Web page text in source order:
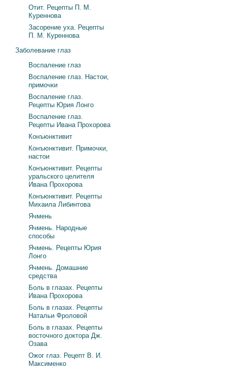
Отит. Рецепты П. М.
Куреннова
Засорение уха. Рецепты
П. М. Куреннова
Заболевание глаз
Воспаление глаз
Воспаление глаз. Настои,
примочки
Воспаление глаз.
Рецепты Юрия Лонго
Воспаление глаз.
Рецепты Ивана Прохорова
Конъюнктивит
Конъюнктивит. Примочки,
настои
Конъюнктивит. Рецепты
уральского целителя
Ивана Прохорова
Конъюнктивит. Рецепты
Михаила Либинтова
Ячмень
Ячмень. Народные
способы
Ячмень. Рецепты Юрия
Лонго
Ячмень. Домашние
средства
Боль в глазах. Рецепты
Ивана Прохорова
Боль в глазах. Рецепты
Натальи Фроловой
Боль в глазах. Рецепты
восточного доктора Дж.
Озава
Ожог глаз. Рецепт В. И.
Максименко